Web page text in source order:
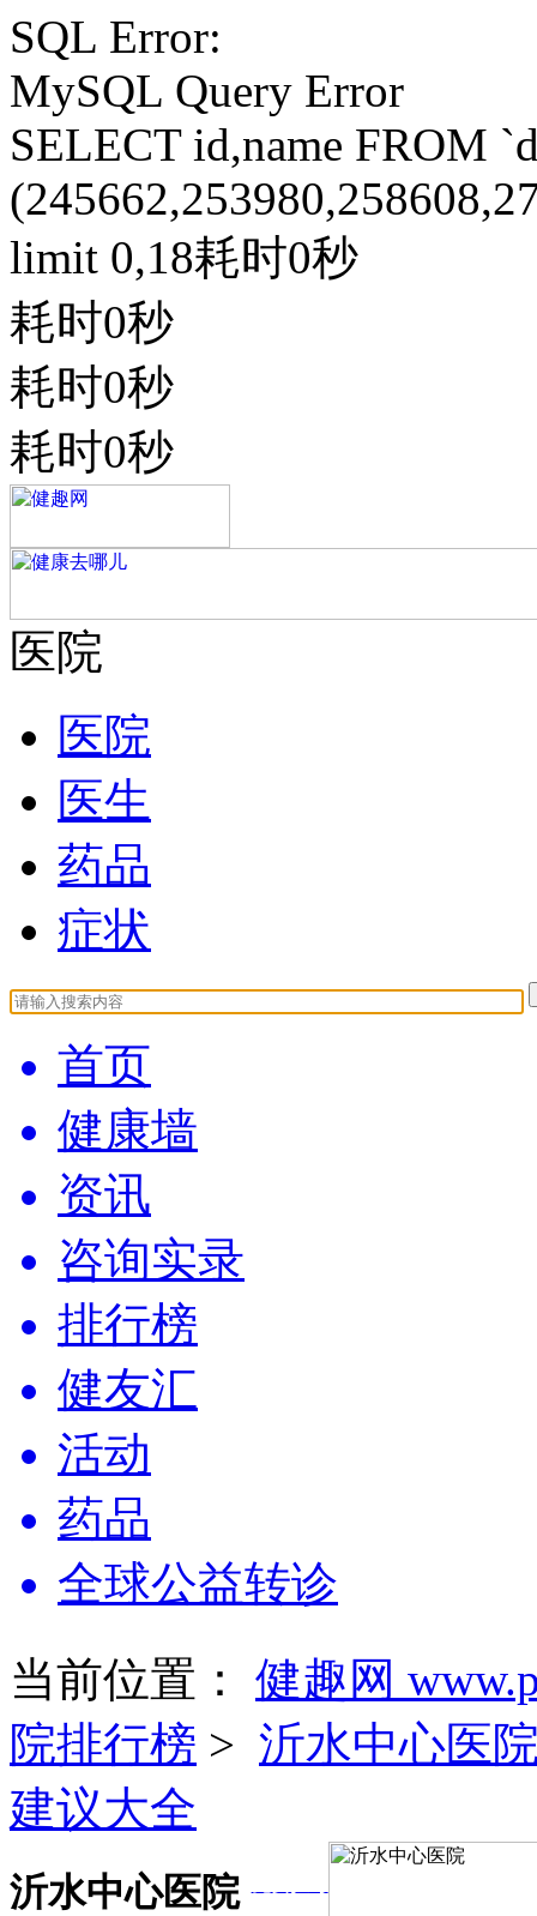
SQL Error:
MySQL Query Error
SELECT id,name FROM
limit 0,18耗时0秒
耗时0秒
耗时0秒
耗时0秒
医院
医院
医生
药品
症状
首页
健康墙
资讯
咨询实录
排行榜
健友汇
活动
药品
全球公益转诊
当前位置： 健趣网
院排行榜 > 沂水中心医
建议大全
沂水中心医院